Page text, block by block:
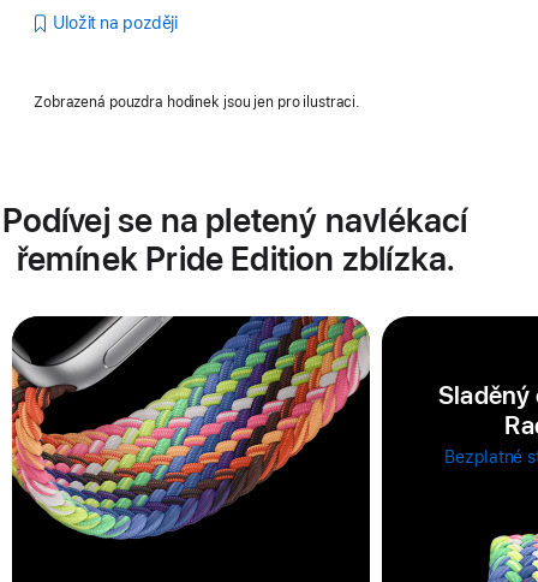
Uložit na později
Zobrazená pouzdra hodinek jsou jen pro ilustraci.
Podívej se na pletený navlékací
řemínek Pride Edition zblízka.
Sladěný
Bezplatné